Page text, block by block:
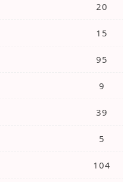
20
15
95
9
39
5
104